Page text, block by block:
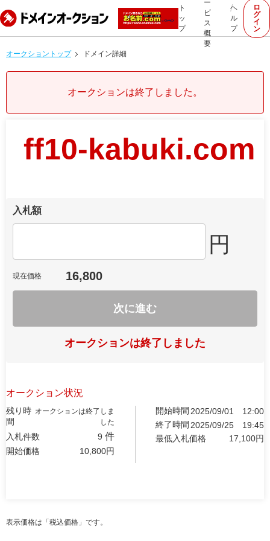
ト
ッ
プ
ー
ビ
ス
概
要
ヘ
ル
プ
ロ
グ
イ
ン
オークショントップ ドメイン詳細
オークションは終了しました。
ff10-kabuki.com
入札額
円
現在価格 16,800
次に進む
オークションは終了しました
オークション状況
残り時
間
オークションは終了しま
した
入札件数 9 件
開始価格 10,800円
開始時間 2025/09/01
12:00
終了時間 2025/09/25
19:45
最低入札価格
17,100円
表示価格は「税込価格」です。